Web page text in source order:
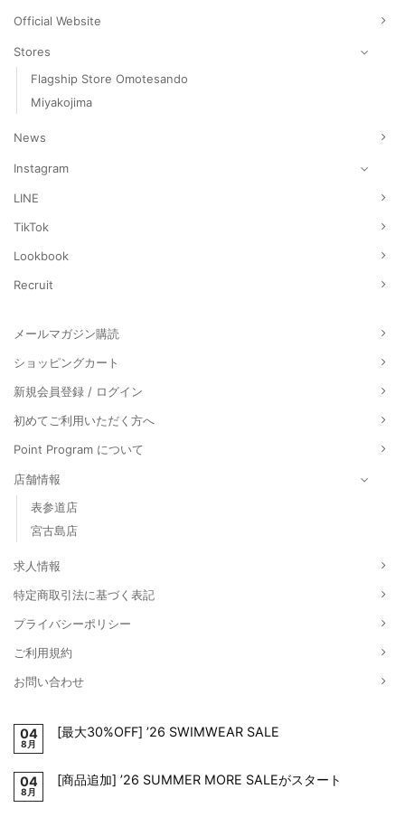
Official Website
Stores
Flagship Store Omotesando
Miyakojima
News
Instagram
LINE
TikTok
Lookbook
Recruit
メールマガジン購読
ショッピングカート
新規会員登録 / ログイン
初めてご利用いただく方へ
Point Program について
店舗情報
表参道店
宮古島店
求人情報
特定商取引法に基づく表記
プライバシーポリシー
ご利用規約
お問い合わせ
04
8月
[最大30%OFF] ’26 SWIMWEAR SALE
04
8月
[商品追加] ’26 SUMMER MORE SALEがスタート